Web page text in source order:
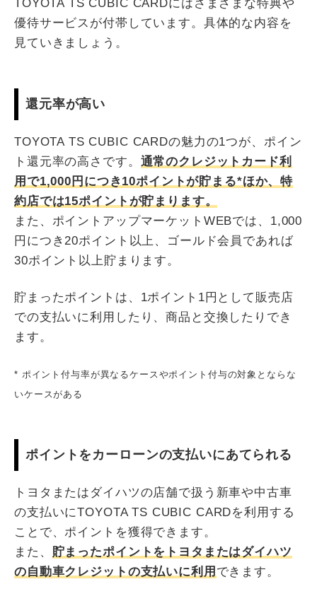
TOYOTA TS CUBIC CARDにはさまざまな特典や
優待サービスが付帯しています。具体的な内容を
見ていきましょう。
還元率が高い
TOYOTA TS CUBIC CARDの魅力の1つが、ポイン
ト還元率の高さです。 通常のクレジットカード利
用で1,000円につき10ポイントが貯まる*ほか、特
約店では15ポイントが貯まります。
また、ポイントアップマーケットWEBでは、1,000
円につき20ポイント以上、ゴールド会員であれば
30ポイント以上貯まります。
貯まったポイントは、1ポイント1円として販売店
での支払いに利用したり、商品と交換したりでき
ます。
* ポイント付与率が異なるケースやポイント付与の対象とならな
いケースがある
ポイントをカーローンの支払いにあてられる
トヨタまたはダイハツの店舗で扱う新車や中古車
の支払いにTOYOTA TS CUBIC CARDを利用する
ことで、ポイントを獲得できます。
また、 貯まったポイントをトヨタまたはダイハツ
の自動車クレジットの支払いに利用 できます。